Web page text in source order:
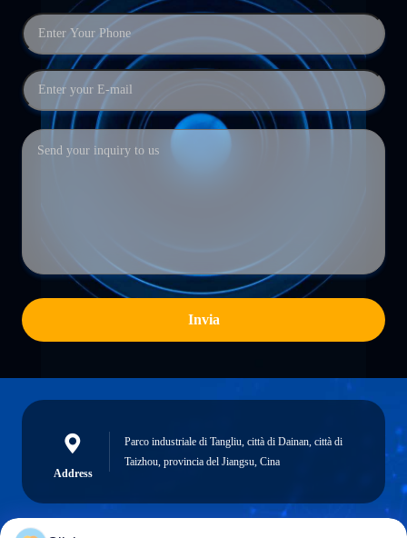
Invia
Address
Parco industriale di Tangliu, città di Dainan, città di
Taizhou, provincia del Jiangsu, Cina